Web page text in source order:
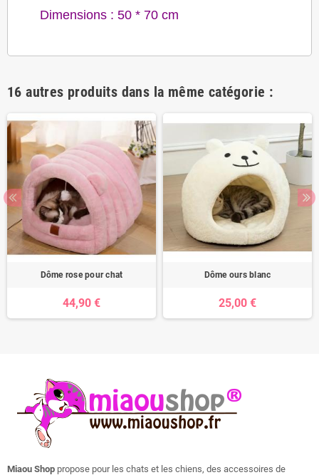
Dimensions : 50 * 70 cm
16 autres produits dans la même catégorie :
Dôme rose pour chat
44,90 €
Dôme ours blanc
25,00 €
Miaou Shop propose pour les chats et les chiens, des accessoires de